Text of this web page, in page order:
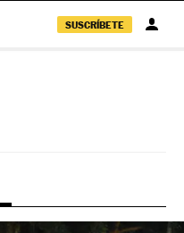
SUSCRÍBETE